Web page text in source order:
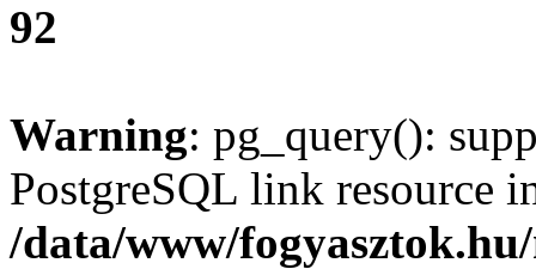
92
Warning: pg_query():
PostgreSQL link resource
/data/www/